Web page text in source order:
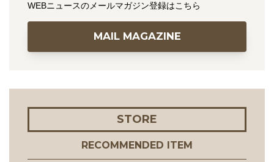
WEBニュースのメールマガジン登録はこちら
MAIL MAGAZINE
STORE
RECOMMENDED ITEM